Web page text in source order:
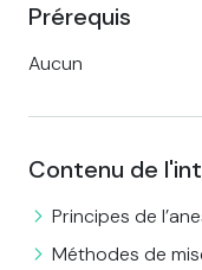
Prérequis
Aucun
Contenu de
Principes de
Méthodes de